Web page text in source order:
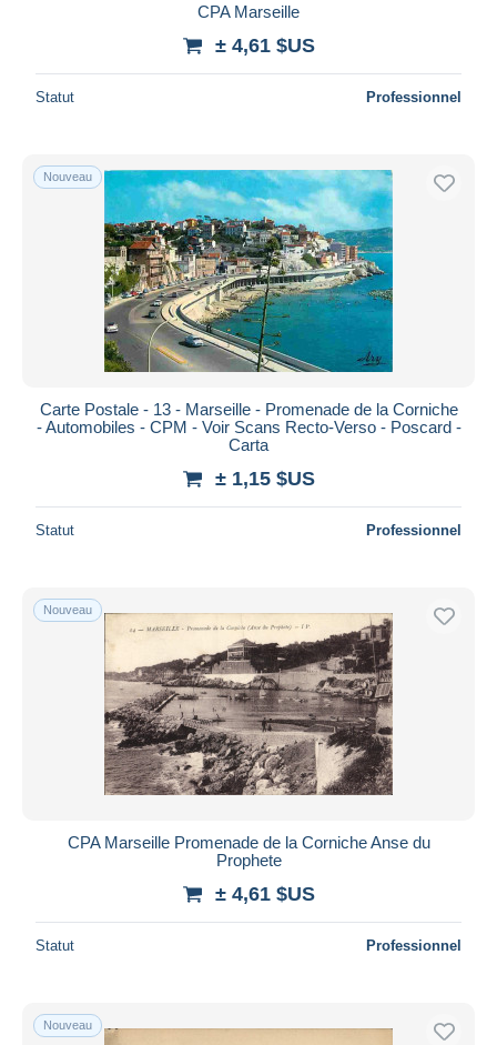
CPA Marseille
± 4,61 $US
Statut Professionnel
Nouveau
Carte Postale - 13 - Marseille - Promenade de la Corniche
- Automobiles - CPM - Voir Scans Recto-Verso - Poscard -
Carta
± 1,15 $US
Statut Professionnel
Nouveau
CPA Marseille Promenade de la Corniche Anse du
Prophete
± 4,61 $US
Statut Professionnel
Nouveau